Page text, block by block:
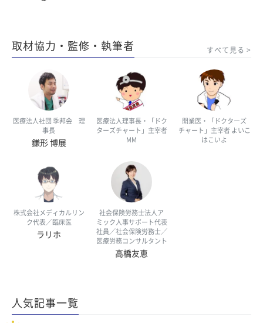
取材協力・監修・執筆者 すべて見る
医療法人社団 季邦会 理
事長
鎌形 博展
医療法人理事長・「ドク
ターズチャート」主宰者
MM
開業医・「ドクターズ
チャート」主宰者 よいこ
はこいよ
株式会社メディカルリン
ク代表／臨床医
ラリホ
社会保険労務士法人ア
ミック人事サポート代表
社員／社会保険労務士／
医療労務コンサルタント
高橋友恵
人気記事一覧